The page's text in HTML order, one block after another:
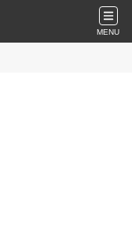
MENU